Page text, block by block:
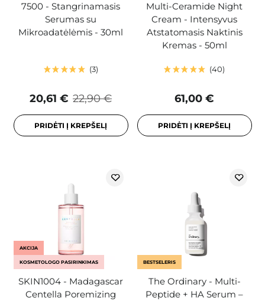
7500 - Stangrinamasis
Serumas su
Mikroadatėlėmis - 30ml
3
22,90 €
20,61 €
PRIDĖTI Į KREPŠELĮ
Multi-Ceramide Night
Cream - Intensyvus
Atstatomasis Naktinis
Kremas - 50ml
40
61,00 €
PRIDĖTI Į KREPŠELĮ
AKCIJA
KOSMETOLOGO PASIRINKIMAS
SKIN1004 - Madagascar
Centella Poremizing
BESTSELERIS
The Ordinary - Multi-
Peptide + HA Serum –